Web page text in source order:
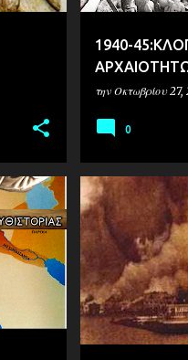
1940-
ΤΗΝ
την Οκτωβρίου 27,
0
ΒΙΝΤΕΟ